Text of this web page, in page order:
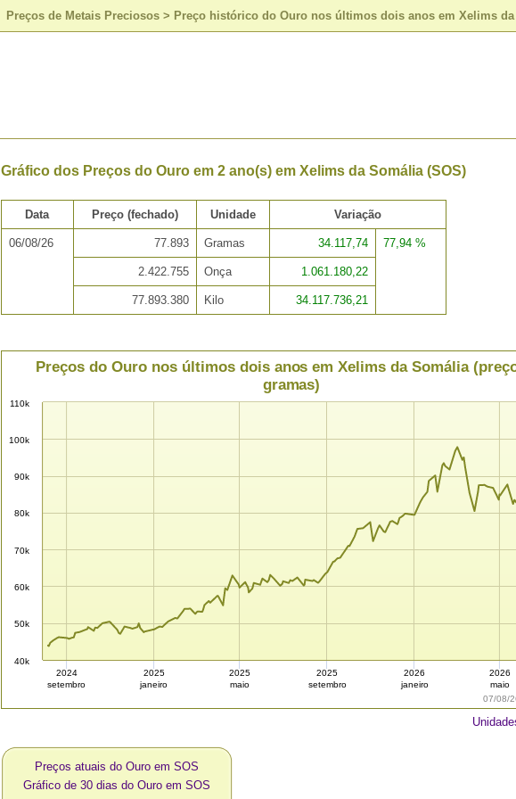
Preços de Metais Preciosos > Preço histórico do Ouro nos últimos dois anos em Xelims da
Gráfico dos Preços do Ouro em 2 ano(s) em Xelims da Somália (SOS)
Data Preço (fechado) Unidade Variação
06/08/26 77.893 Gramas 34.117,74 77,94 %
2.422.755 Onça 1.061.180,22
77.893.380 Kilo 34.117.736,21
07/08/
Preços do Ouro nos últimos dois anos em Xelims da Somália
gramas)
40k
50k
60k
70k
80k
90k
100k
110k
2024
setembro
2025
janeiro
2025
maio
2025
setembro
2026
janeiro
2026
maio
Preços atuais do Ouro em SOS
Gráfico de 30 dias do Ouro em SOS